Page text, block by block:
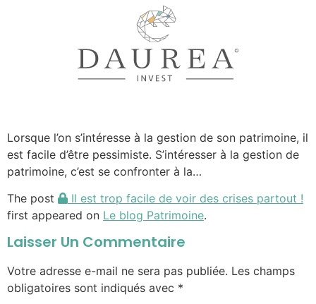
Lorsque l’on s’intéresse à la gestion de son patrimoine, il
est facile d’être pessimiste. S’intéresser à la gestion de
patrimoine, c’est se confronter à la…
The post
Il est trop facile de voir des crises partout !
first appeared on Le blog Patrimoine.
Laisser Un Commentaire
Votre adresse e-mail ne sera pas publiée. Les champs
obligatoires sont indiqués avec *